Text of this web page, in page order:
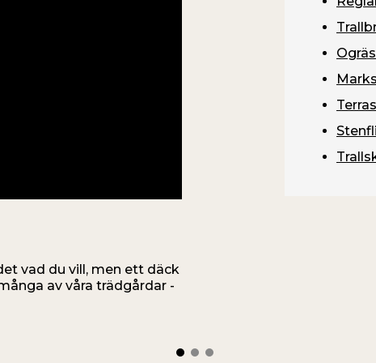
vad du vill, men ett däck
av våra trädgårdar -